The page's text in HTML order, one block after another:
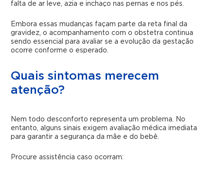
falta de ar leve, azia e inchaço nas pernas e nos pés.
Embora essas mudanças façam parte da reta final da
gravidez, o acompanhamento com o obstetra continua
sendo essencial para avaliar se a evolução da gestação
ocorre conforme o esperado.
Quais sintomas merecem
atenção?
Nem todo desconforto representa um problema. No
entanto, alguns sinais exigem avaliação médica imediata
para garantir a segurança da mãe e do bebê.
Procure assistência caso ocorram: